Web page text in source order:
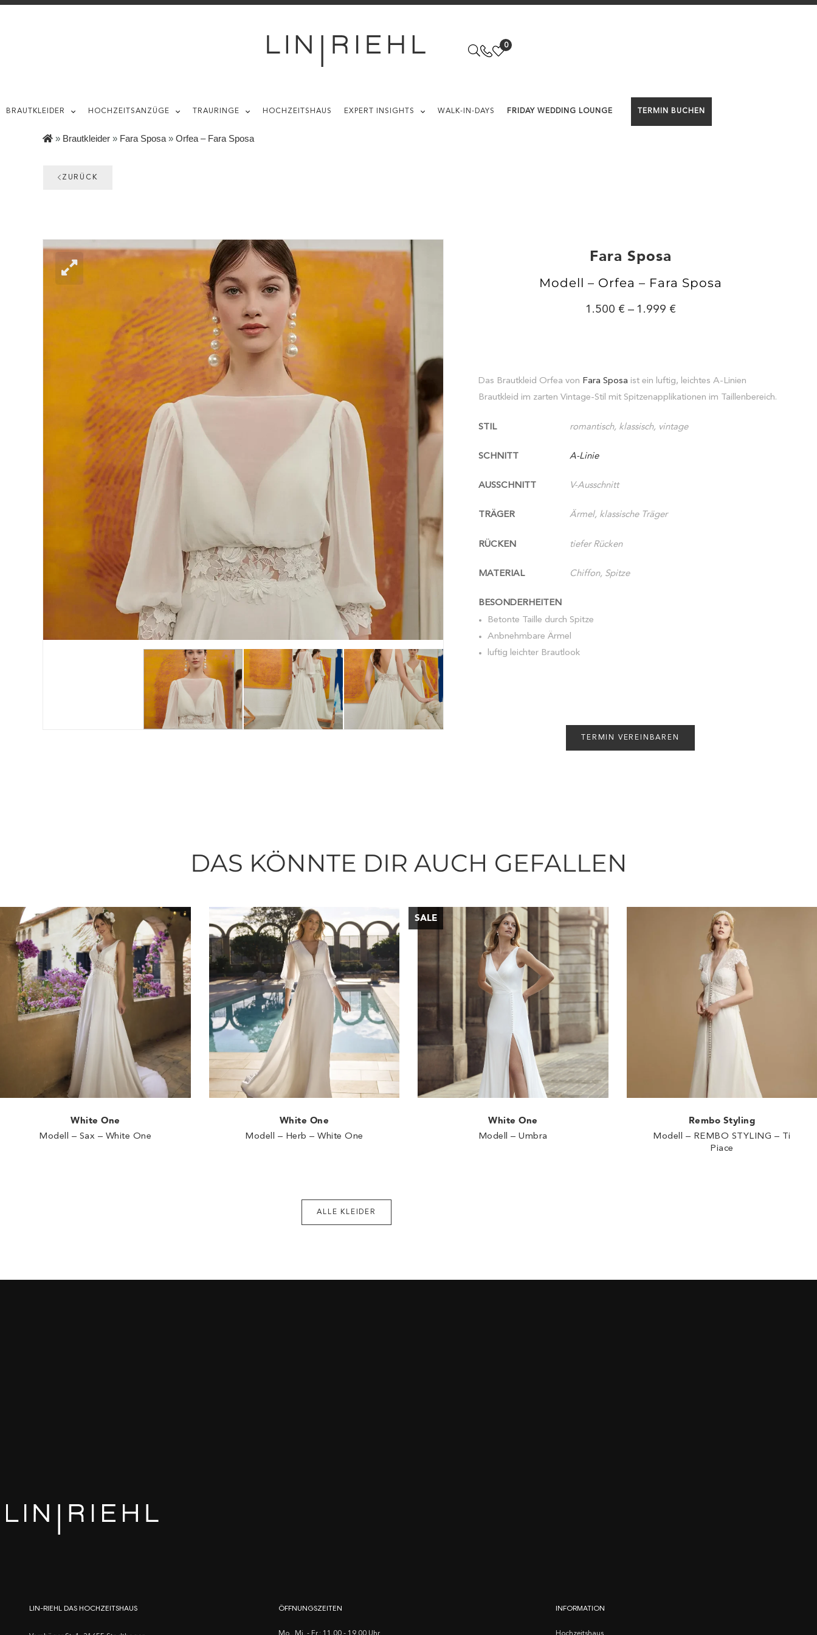
0
BRAUTKLEIDER HOCHZEITSANZÜGE TRAURINGE HOCHZEITSHAUS EXPERT INSIGHTS WALK-IN-DAYS FRIDAY WEDDING LOUNGE TERMIN BUCHEN
» Brautkleider » Fara Sposa » Orfea – Fara Sposa
ZURÜCK
Fara Sposa
Modell – Orfea – Fara Sposa
1.500 – 1.999
Das Brautkleid Orfea von Fara Sposa ist ein luftig, leichtes A-Linien
Brautkleid im zarten Vintage-Stil mit Spitzenapplikationen im Taillenbereich.
STIL romantisch, klassisch, vintage
SCHNITT A-Linie
AUSSCHNITT V-Ausschnitt
TRÄGER Ärmel, klassische Träger
RÜCKEN tiefer Rücken
MATERIAL Chiffon, Spitze
BESONDERHEITEN
Betonte Taille durch Spitze
Anbnehmbare Ärmel
luftig leichter Brautlook
TERMIN VEREINBAREN
DAS KÖNNTE DIR AUCH GEFALLEN
White One
Modell – Sax – White One
White One
Modell – Herb – White One
White One
Modell – Umbra
Rembo Styling
Modell – REMBO STYLING – Ti
Piace
ALLE KLEIDER
LIN-RIEHL DAS HOCHZEITSHAUS ÖFFNUNGSZEITEN INFORMATION